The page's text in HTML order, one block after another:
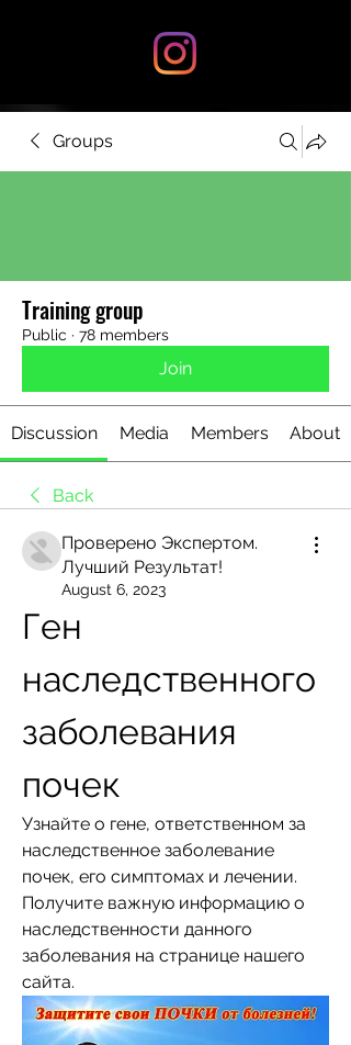
Groups
Training group
Public · 78 members
Join
Discussion Media Members About
Back
Проверено Экспертом.
Лучший Результат!
August 6, 2023
Ген
наследственного
заболевания
почек
Узнайте о гене, ответственном за
наследственное заболевание
почек, его симптомах и лечении.
Получите важную информацию о
наследственности данного
заболевания на странице нашего
сайта.